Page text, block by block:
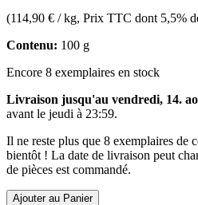
(114,90 € / kg, Prix TTC dont 5,5%
Contenu: 100 g
Encore 8 exemplaires en stock
Livraison jusqu'au vendredi, 14.
avant le jeudi à 23:59.
Il ne reste plus que 8 exemplaires de
bientôt ! La date de livraison peut
de pièces est commandé.
Ajouter au Panier